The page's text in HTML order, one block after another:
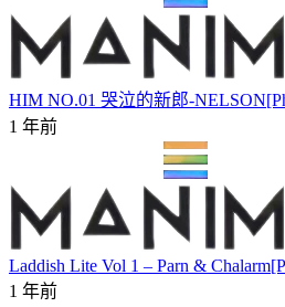
HIM NO.01 哭泣的新郎-
1 年前
Laddish Lite Vol 1 – Parn &
1 年前